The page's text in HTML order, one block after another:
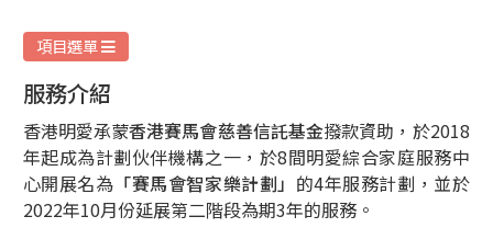
項目選單
服務介紹
香港明愛承蒙香港賽馬會慈善信託基金撥款資助，於2018
年起成為計劃伙伴機構之一，於8間明愛綜合家庭服務中
心開展名為 「賽馬會智家樂計劃」 的4年服務計劃，並於
2022年10月份延展第二階段為期3年的服務。